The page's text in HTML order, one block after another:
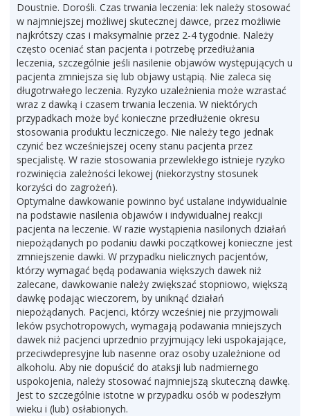
Doustnie. Dorośli. Czas trwania leczenia: lek należy stosować
w najmniejszej możliwej skutecznej dawce, przez możliwie
najkrótszy czas i maksymalnie przez 2-4 tygodnie. Należy
często oceniać stan pacjenta i potrzebę przedłużania
leczenia, szczególnie jeśli nasilenie objawów występujących u
pacjenta zmniejsza się lub objawy ustąpią. Nie zaleca się
długotrwałego leczenia. Ryzyko uzależnienia może wzrastać
wraz z dawką i czasem trwania leczenia. W niektórych
przypadkach może być konieczne przedłużenie okresu
stosowania produktu leczniczego. Nie należy tego jednak
czynić bez wcześniejszej oceny stanu pacjenta przez
specjalistę. W razie stosowania przewlekłego istnieje ryzyko
rozwinięcia zależności lekowej (niekorzystny stosunek
korzyści do zagrożeń).
Optymalne dawkowanie powinno być ustalane indywidualnie
na podstawie nasilenia objawów i indywidualnej reakcji
pacjenta na leczenie. W razie wystąpienia nasilonych działań
niepożądanych po podaniu dawki początkowej konieczne jest
zmniejszenie dawki. W przypadku nielicznych pacjentów,
którzy wymagać będą podawania większych dawek niż
zalecane, dawkowanie należy zwiększać stopniowo, większą
dawkę podając wieczorem, by uniknąć działań
niepożądanych. Pacjenci, którzy wcześniej nie przyjmowali
leków psychotropowych, wymagają podawania mniejszych
dawek niż pacjenci uprzednio przyjmujący leki uspokajające,
przeciwdepresyjne lub nasenne oraz osoby uzależnione od
alkoholu. Aby nie dopuścić do ataksji lub nadmiernego
uspokojenia, należy stosować najmniejszą skuteczną dawkę.
Jest to szczególnie istotne w przypadku osób w podeszłym
wieku i (lub) osłabionych.